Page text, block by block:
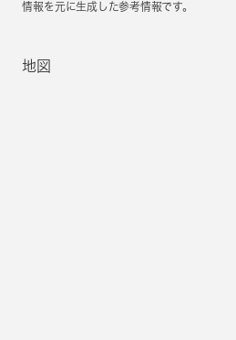
情報を元に生成した参考情報です。
地図